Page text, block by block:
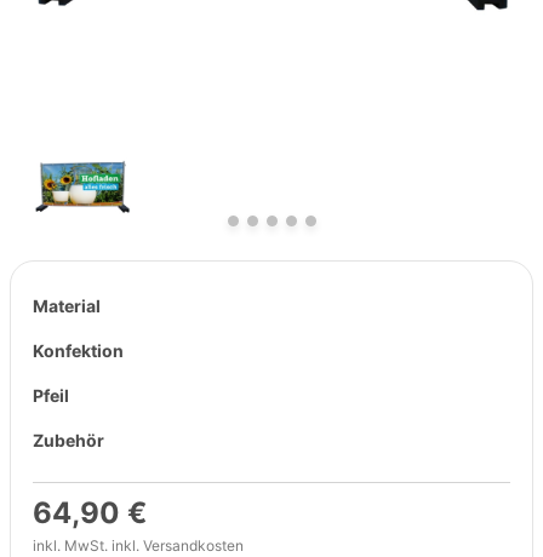
Material
Konfektion
Pfeil
Zubehör
64,90 €
inkl. MwSt. inkl. Versandkosten